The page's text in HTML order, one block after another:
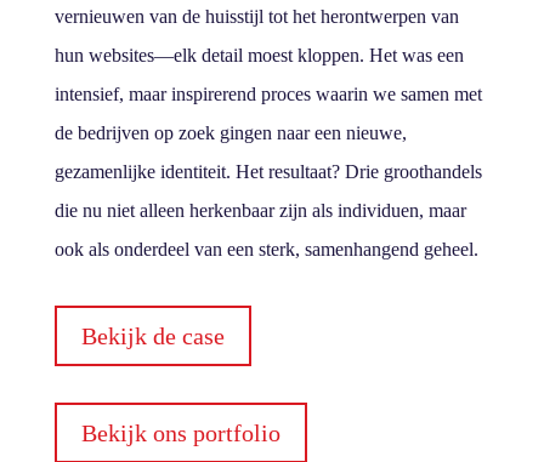
vernieuwen van de huisstijl tot het herontwerpen van
hun websites—elk detail moest kloppen. Het was een
intensief, maar inspirerend proces waarin we samen met
de bedrijven op zoek gingen naar een nieuwe,
gezamenlijke identiteit. Het resultaat? Drie groothandels
die nu niet alleen herkenbaar zijn als individuen, maar
ook als onderdeel van een sterk, samenhangend geheel.
Bekijk de case
Bekijk ons portfolio